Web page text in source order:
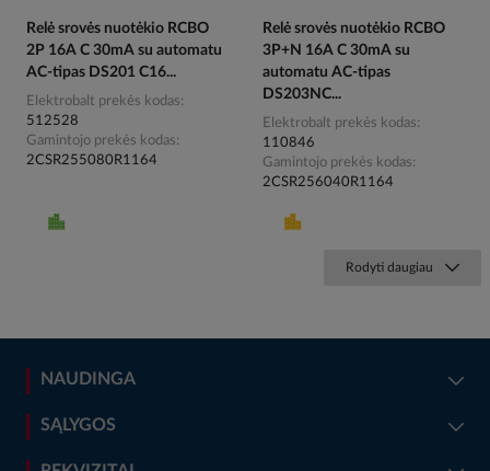
Relė srovės nuotėkio RCBO
2P 16A C 30mA su automatu
AC-tipas DS201 C16...
Elektrobalt prekės kodas
512528
Gamintojo prekės kodas
2CSR255080R1164
Relė srovės nuotėkio RCBO
3P+N 16A C 30mA su
automatu AC-tipas
DS203NC...
Elektrobalt prekės kodas
110846
Gamintojo prekės kodas
2CSR256040R1164
Rodyti daugiau
NAUDINGA
SĄLYGOS